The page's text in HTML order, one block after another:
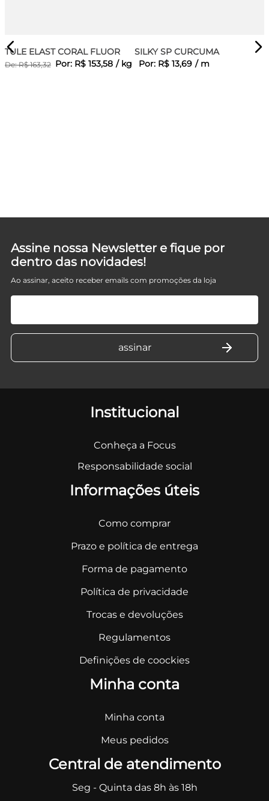
TULE ELAST CORAL FLUOR
De:R$ 163,32 Por: R$ 153,58 / kg
SILKY SP CURCUMA
Por: R$ 13,69 / m
Assine nossa Newsletter e fique por
dentro das novidades!
Ao assinar, aceito receber emails com promoções da loja
Institucional
Conheça a Focus
Responsabilidade social
Informações úteis
Como comprar
Prazo e política de entrega
Forma de pagamento
Política de privacidade
Trocas e devoluções
Regulamentos
Definições de coockies
Minha conta
Minha conta
Meus pedidos
Central de atendimento
Seg - Quinta das 8h às 18h